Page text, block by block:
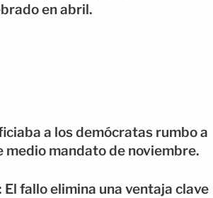
en abril.
a los demócratas rumbo a
medio mandato de noviembre.
fallo elimina una ventaja clave